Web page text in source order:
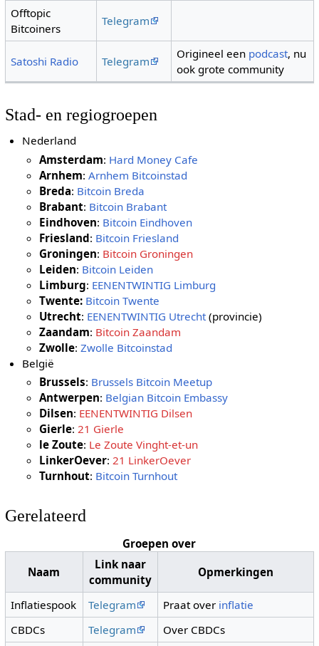
Offtopic
Bitcoiners
Telegram
Satoshi Radio Telegram
Origineel een podcast, nu
ook grote community
Stad- en regiogroepen
Nederland
Amsterdam: Hard Money Cafe
Arnhem:Arnhem Bitcoinstad
Breda: Bitcoin Breda
Brabant: Bitcoin Brabant
Eindhoven: Bitcoin Eindhoven
Friesland: Bitcoin Friesland
Groningen: Bitcoin Groningen
Leiden: Bitcoin Leiden
Limburg: EENENTWINTIG Limburg
Twente: Bitcoin Twente
Utrecht: EENENTWINTIG Utrecht (provincie)
Zaandam: Bitcoin Zaandam
Zwolle:Zwolle Bitcoinstad
België
Brussels: Brussels Bitcoin Meetup
Antwerpen: Belgian Bitcoin Embassy
Dilsen: EENENTWINTIG Dilsen
Gierle:21 Gierle
le Zoute: Le Zoute Vinght-et-un
LinkerOever:21 LinkerOever
Turnhout: Bitcoin Turnhout
Gerelateerd
Groepen over
Naam
Link naar
community
Opmerkingen
Inflatiespook Telegram Praat over inflatie
CBDCs
Telegram Over CBDCs